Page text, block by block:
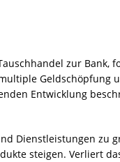
zur Bank,
Geldschöpfung
Entwicklung
Dienstleistungen zu
steigen. Verliert